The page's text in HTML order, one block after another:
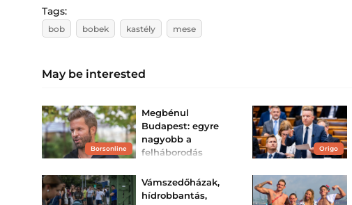
Tags:
bob bobek kastély mese
May be interested
Borsonline
Megbénul
Budapest: egyre
nagyobb a
felháborodás
bulija miatt –
Vitézy Dávid is
Origo
Vámszedőházak,
hídrobbantás,